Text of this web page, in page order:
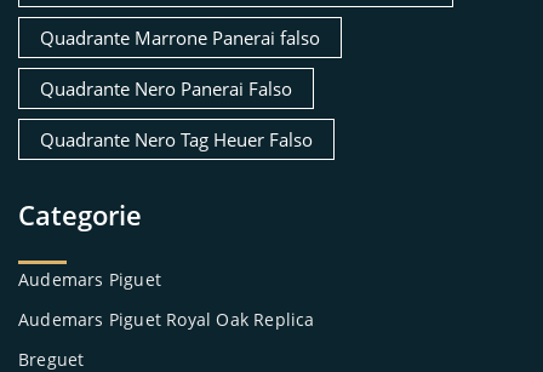
Quadrante Marrone Panerai falso
Quadrante Nero Panerai Falso
Quadrante Nero Tag Heuer Falso
Categorie
Audemars Piguet
Audemars Piguet Royal Oak Replica
Breguet